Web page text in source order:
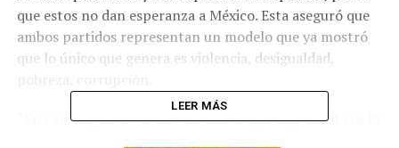
que estos no dan esperanza a México. Esta aseguró que
ambos partidos representan un modelo que ya mostró
que lo único que genera es violencia, desigualdad,
“En cambio, nuestro movimiento lo que representa es la
LEER MÁS